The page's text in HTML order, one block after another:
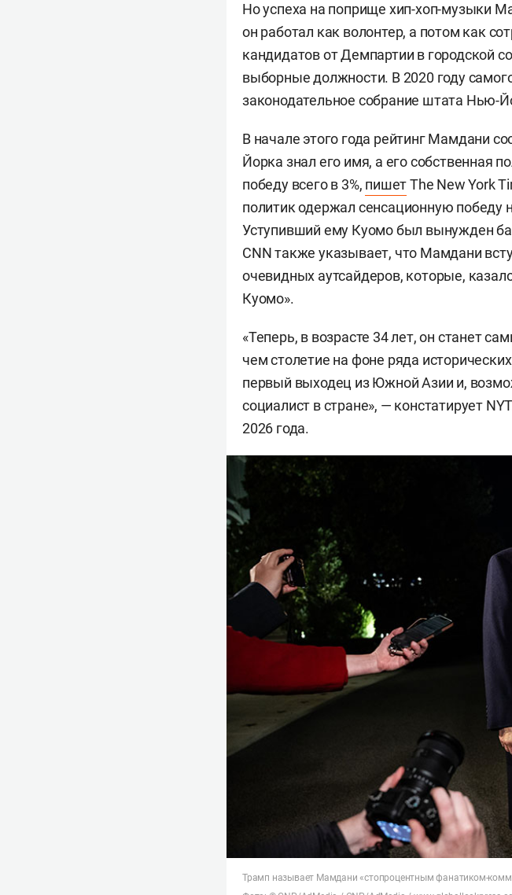
Но успеха на поприще хип-хоп-музыки
он работал как волонтер, а потом как
кандидатов от Демпартии в городской
выборные должности. В 2020 году
законодательное собрание штата Нью-
В начале этого года рейтинг Мамдани
Йорка знал его имя, а его собственная
победу всего в 3%, пишетThe New York
политик одержал сенсационную победу
Уступивший ему Куомо был вынужден
CNN также указывает, что Мамдани
очевидных аутсайдеров, которые,
Куомо».
«Теперь, в возрасте 34 лет, он станет
чем столетие на фоне ряда
первый выходец из Южной Азии и,
социалист в стране», — констатирует
2026 года.
Трамп называет Мамдани «стопроцентным фанатиком-